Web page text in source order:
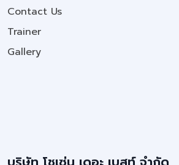
Contact Us
Trainer
Gallery